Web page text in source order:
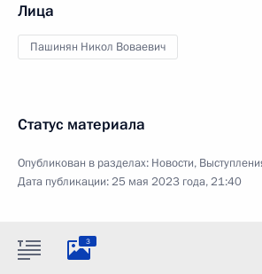
Лица
Пашинян Никол Воваевич
Статус материала
Опубликован в разделах: Новости,
Дата публикации:25 мая 2023 года, 21:40
3